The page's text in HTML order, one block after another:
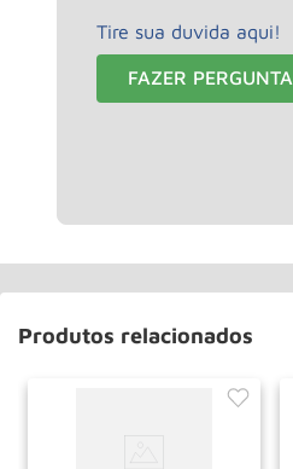
Tire sua duvida aqui!
FAZER PERGUNTA
Produtos relacionados